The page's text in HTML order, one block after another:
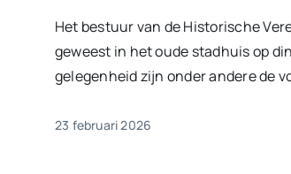
Het bestuur van de Historische
geweest in het oude stadhuis op
gelegenheid zijn onder andere de
23 februari 2026